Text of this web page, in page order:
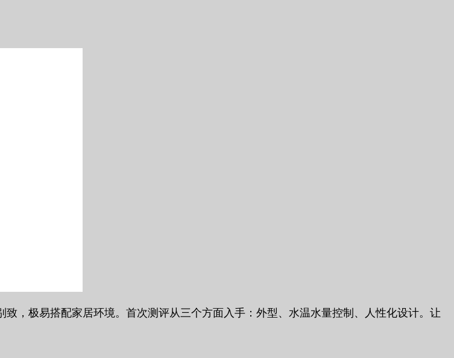
，极易搭配家居环境。首次测评从三个方面入手：外型、水温水量控制、人性化设计。让